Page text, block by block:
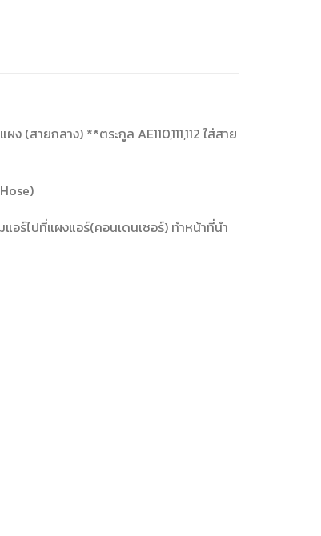
(สายกลาง) **ตระกูล AE110,111,112 ใส่สาย
อร์ไปที่แผงแอร์(คอนเดนเซอร์) ทำหน้าที่นำ